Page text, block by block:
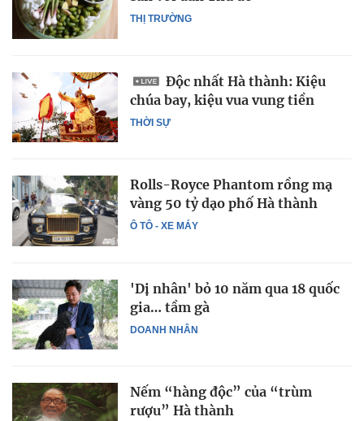
THỊ TRƯỜNG
THỜI SỰ
Độc nhất Hà thành: Kiệu
chúa bay, kiệu vua vung tiền
Ô TÔ - XE MÁY
Rolls-Royce Phantom rồng mạ
vàng 50 tỷ dạo phố Hà thành
DOANH NHÂN
'Dị nhân' bỏ 10 năm qua 18 quốc
gia… tầm gà
Nếm “hàng độc” của “trùm
rượu” Hà thành